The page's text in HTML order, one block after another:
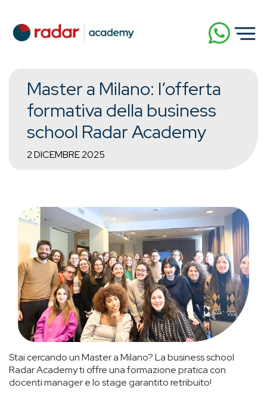
Master a Milano: l’offerta
formativa della business
school Radar Academy
2 DICEMBRE 2025
Stai cercando un Master a Milano? La business school
Radar Academy ti offre una formazione pratica con
docenti manager e lo stage garantito retribuito!